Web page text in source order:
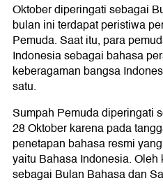
Oktober diperingati sebagai
bulan ini terdapat peristiwa
Pemuda. Saat itu, para
Indonesia sebagai bahasa
keberagaman bangsa
satu.
Sumpah Pemuda diperingati
28 Oktober karena pada
penetapan bahasa resmi
yaitu Bahasa Indonesia.
sebagai Bulan Bahasa dan